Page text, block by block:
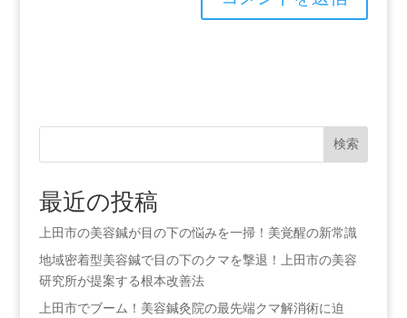
検索
最近の投稿
上田市の美容鍼が目の下の悩みを一掃！美覚醒の新常識
地域密着型美容鍼で目の下のクマを撃退！上田市の美容
研究所が提案する根本改善法
上田市でブーム！美容鍼灸院の最先端クマ解消術に迫